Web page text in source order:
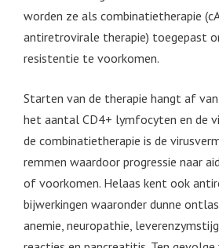
worden ze als combinatietherapie
antiretrovirale therapie) toegepast
resistentie te voorkomen.
Starten van de therapie hangt af
het aantal CD4+ lymfocyten en de
de combinatietherapie is de
remmen waardoor progressie naar
of voorkomen. Helaas kent ook
bijwerkingen waaronder dunne
anemie, neuropathie,